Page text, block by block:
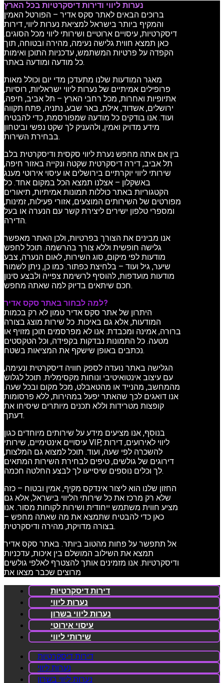
נערות ליווי ודירות דיסקרטיות בכל הארץ
ברוכים הבאים לאתר סקס אדיר – הפורטל האמין
והמקיף ביותר בישראל למציאת נערות ליווי, דירות
דיסקרטיות, עיסויים ארוטיים ושירותי ליווי מכל הסוגים.
כאן תמצא חווית גלישה נעימה, מהירה ובטוחה, תוך
הקפדה על פרטיות המשתמש, עדכניות התוכן ואימות
כל מודעה ומודעה באתר.
מאגר המודעות שלנו מתעדכן מדי יום וכולל מאות
פרופילים אמיתיים של נערות ליווי ישראליות, רוסיות,
אתיופיות ואחרות, מכל רחבי הארץ – תל אביב, חיפה,
ירושלים, אשדוד, אילת, באר שבע, נתניה, פתח תקווה
ועוד. אנו בודקים כל מודעה שמפורסמת, כדי להבטיח
מידע מדויק ואמין, ולהעניק לך שקט נפשי וביטחון
בבחירת השירות.
בין אם אתה מחפש נערת ליווי סקסית ודיסקרטית בלב
תל אביב, דירה דיסקרטית שקטה ונקייה באזור חיפה,
שירותי ליווי יוקרתיים בירושלים או עיסוי אירוטי מענג
באשקלון – אצלנו תמצא הכל במקום אחד. כל
הקטגוריות באתר כוללות תמונות אמיתיות, תיאורים
מפורטים של השירותים המוצעים, אזורי פעילות, זמינות,
ומספרי טלפון ישירים ליצירת קשר עם הנערה או בעל
הדירה.
אנו מבינים את הצורך בפרטיות, ולכן האתר מאפשר
גלישה חופשית וללא צורך בהרשמה. תוכל לחפש
מודעות לפי מיקום, סוג השירות, לאום הנערה, צבע
שיער, גיל ועוד – בלחיצת כפתור. כמו כן, ניתן לשמור
מודעות מועדפות, להוסיף לרשימת צפייה ולבצע סינון
חכם שיתאים בדיוק למה שאתה מחפש.
למה לבחור באתר סקס אדיר?
היתרון של אתר סקס אדיר טמון לא רק בכמות
המודעות, אלא גם באיכות. כל שירות מוצג בצורה
ברורה, אמינה ומכבדת. אנו לא מפרסמים תוכן מזויף או
מטעה. כל התמונות נבדקות בקפידה, וכל הטקסטים
נכתבים באופן שישקף את המציאות בשטח.
הגלישה באתר נועדה לספק חוויה דיסקרטית ונעימה,
עם עיצוב אינטואיטיבי ונוחות מקסימלית. תוכל לגלוש
מהמחשב, מהנייד או מהטאבלט, מכל מקום ובכל שעה.
אנו דואגים לכך שהאתר יפעל במהירות, ללא פרסומות
קופצות מטרידות וללא תכנים מיותרים שיסיחו את
דעתך.
בנוסף, אנו מציעים מידע על שירותים מיוחדים כגון
עיסויים אינטימיים, שירותי VIP, ליווי לאירועים, דירות
להשכרה לפי שעה, ועוד. תוכל למצוא גם המלצות,
דירוגים של גולשים, טיפים לבחירת השירות המתאים
לך וכלים נוספים שיסייעו לך לבצע החלטה חכמה.
החזון שלנו הוא ליצור אינדקס מקיף, אמין ובטוח – כזה
שלא רק מרכז את כל שירותי הליווי בישראל, אלא גם
מציע חווית משתמש ייחודית ושירות לקוחות מסור. אנו
כאן כדי להבטיח שתמצא את מה שאתה מחפש –
בצורה מדויקת, מהירה ודיסקרטית.
אל תתפשר על פחות מהטוב ביותר. באתר סקס אדיר
תמצא את השילוב המושלם בין איכות, עדכניות
ודיסקרטיות. אנו מזמינים אותך להצטרף לאלפי גולשים
מרוצים שכבר מצאו את
דירות דיסקרטיות
נערות ליווי
נערות ליווי בשרון
עיסוי אירוטי
שירותי ליווי
דירות דיסקרטיות
נערות ליווי
נערות ליווי בשרון